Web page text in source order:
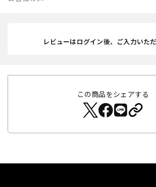
レビューはログイン後、ご入力いただ
この商品をシェアする